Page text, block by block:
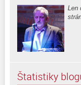
Len
Štatistiky